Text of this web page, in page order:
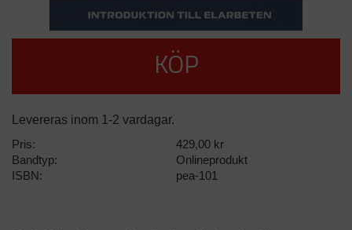
KÖP
Levereras inom 1-2 vardagar.
Pris:
429,00 kr
Bandtyp:
Onlineprodukt
ISBN:
pea-101